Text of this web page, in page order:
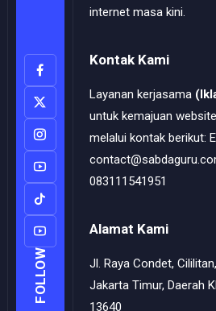
FOLLOW
internet masa kini.
Kontak Kami
Layanan kerjasama
untuk kemajuan
melalui kontak berikut:
083111541951
Alamat Kami
Jl. Raya Condet,
Jakarta Timur, Daerah
13640